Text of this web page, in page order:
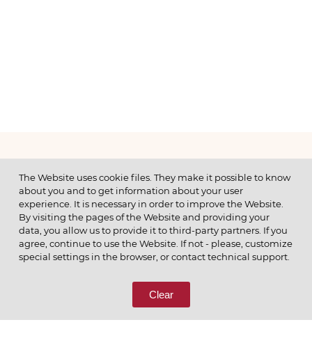
МЕНЮ
© 2026 ОАО
ПОЗВОНИТЕ НАМ
8 (800) 333-65-66
The Website uses cookie files. They make it possible to know
about you and to get information about your user
experience. It is necessary in order to improve the Website.
By visiting the pages of the Website and providing your
data, you allow us to provide it to third-party partners. If you
agree, continue to use the Website. If not - please, customize
special settings in the browser, or contact technical support.
Clear